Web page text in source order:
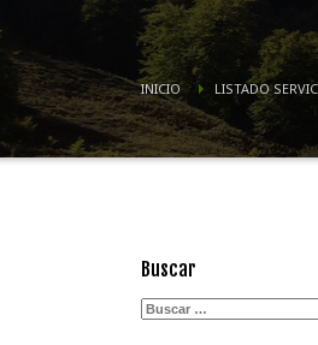
INICIO LISTADO
Buscar